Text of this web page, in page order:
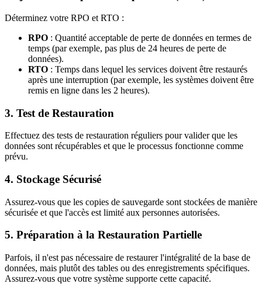
Déterminez votre RPO et RTO :
RPO : Quantité acceptable de perte de données en termes de
temps (par exemple, pas plus de 24 heures de perte de
données).
RTO : Temps dans lequel les services doivent être restaurés
après une interruption (par exemple, les systèmes doivent être
remis en ligne dans les 2 heures).
3. Test de Restauration
Effectuez des tests de restauration réguliers pour valider que les
données sont récupérables et que le processus fonctionne comme
prévu.
4. Stockage Sécurisé
Assurez-vous que les copies de sauvegarde sont stockées de manière
sécurisée et que l'accès est limité aux personnes autorisées.
5. Préparation à la Restauration Partielle
Parfois, il n'est pas nécessaire de restaurer l'intégralité de la base de
données, mais plutôt des tables ou des enregistrements spécifiques.
Assurez-vous que votre système supporte cette capacité.